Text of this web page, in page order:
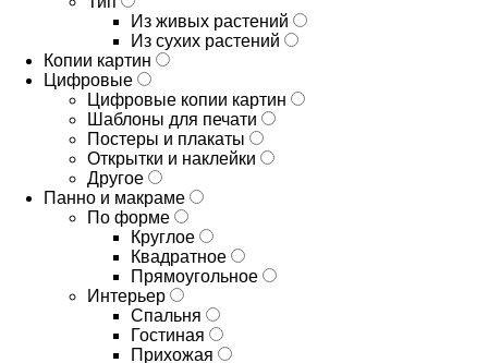
Из живых растений
Из сухих растений
Копии картин
Цифровые
Цифровые копии картин
Шаблоны для печати
Постеры и плакаты
Открытки и наклейки
Другое
Панно и макраме
По форме
Круглое
Квадратное
Прямоугольное
Интерьер
Спальня
Гостиная
Прихожая